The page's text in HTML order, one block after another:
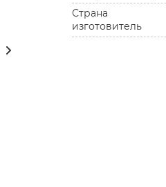
Страна
изготовитель